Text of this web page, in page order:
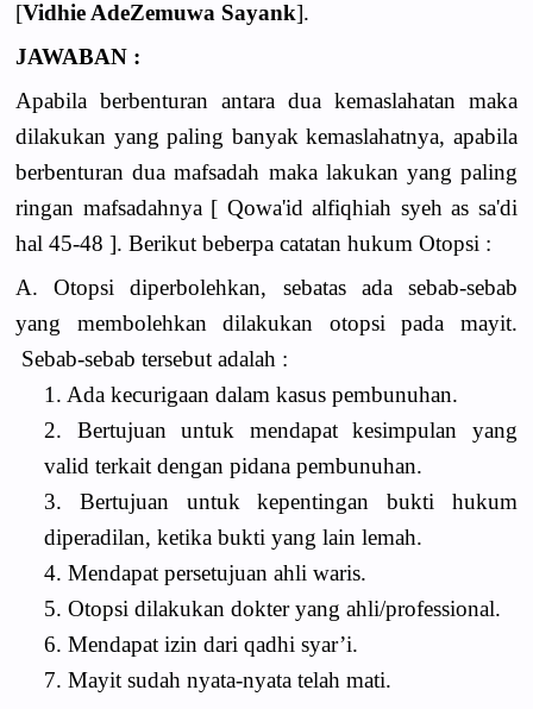
[Vidhie AdeZemuwa Sayank].
JAWABAN :
‎Apabila berbenturan antara dua kemaslahatan maka
dilakukan yang paling banyak kemaslahatnya, apabila
berbenturan dua mafsadah maka lakukan yang paling
ringan mafsadahnya [ Qowa'id alfiqhiah syeh as sa'di
hal 45-48 ]. Berikut beberpa catatan hukum Otopsi :
‎A. Otopsi diperbolehkan, sebatas ada sebab-sebab
yang membolehkan dilakukan otopsi pada mayit.
Sebab-sebab tersebut adalah :
1. Ada kecurigaan dalam kasus pembunuhan.
2. Bertujuan untuk mendapat kesimpulan yang
valid terkait dengan pidana pembunuhan.
3. Bertujuan untuk kepentingan bukti hukum
diperadilan, ketika bukti yang lain lemah.
4. Mendapat persetujuan ahli waris.
5. Otopsi dilakukan dokter yang ahli/professional.
6. Mendapat izin dari qadhi syar’i.
7. Mayit sudah nyata-nyata telah mati.